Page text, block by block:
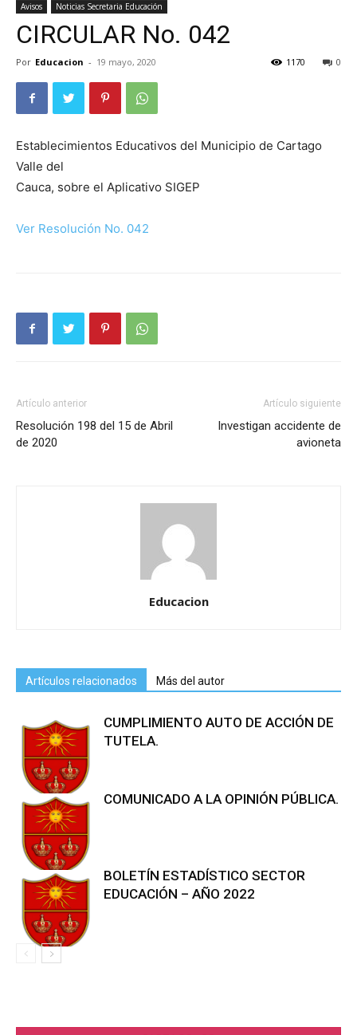
Avisos Noticias Secretaria Educación
CIRCULAR No. 042
Por Educacion - 19 mayo, 2020 0
1170
Establecimientos Educativos del Municipio de Cartago
Valle del
Cauca, sobre el Aplicativo SIGEP
Ver Resolución No. 042
Artículo anterior
Resolución 198 del 15 de Abril
de 2020
Artículo siguiente
Investigan accidente de
avioneta
Educacion
Artículos relacionados Más del autor
CUMPLIMIENTO AUTO DE ACCIÓN DE
TUTELA.
COMUNICADO A LA OPINIÓN PÚBLICA.
BOLETÍN ESTADÍSTICO SECTOR
EDUCACIÓN – AÑO 2022